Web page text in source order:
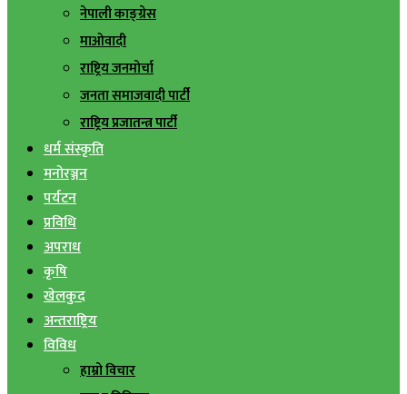
नेपाली काङ्ग्रेस
माओवादी
राष्ट्रिय जनमोर्चा
जनता समाजवादी पार्टी
राष्ट्रिय प्रजातन्त्र पार्टी
धर्म संस्कृति
मनोरञ्जन
पर्यटन
प्रविधि
अपराध
कृषि
खेलकुद
अन्तराष्ट्रिय
विविध
हाम्रो विचार